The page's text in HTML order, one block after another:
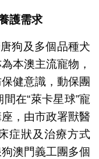
護需求
狗及多個品種犬
本澳主流寵物，
健意識，動保團
在“萊卡星球”寵
，由市政署獸醫
症狀及治療方式
澳門義工團多個